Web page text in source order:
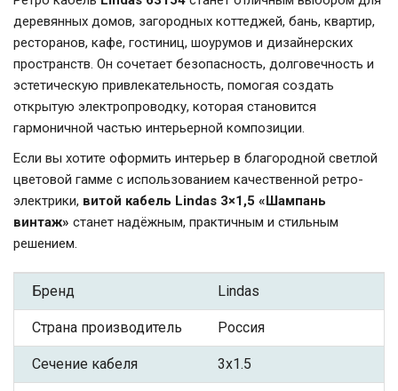
деревянных домов, загородных коттеджей, бань, квартир,
ресторанов, кафе, гостиниц, шоурумов и дизайнерских
пространств. Он сочетает безопасность, долговечность и
эстетическую привлекательность, помогая создать
открытую электропроводку, которая становится
гармоничной частью интерьерной композиции.
Если вы хотите оформить интерьер в благородной светлой
цветовой гамме с использованием качественной ретро-
электрики, витой кабель Lindas 3×1,5 «Шампань
винтаж» станет надёжным, практичным и стильным
решением.
Бренд Lindas
Страна производитель Россия
Сечение кабеля 3x1.5